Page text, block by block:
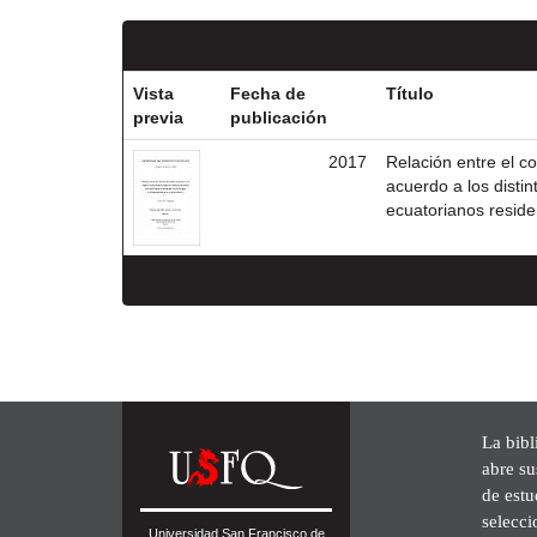
Vista
previa
Fecha de
publicación
Título
2017
Relación entre el
acuerdo a los
ecuatorianos
Universidad San Francisco de
La
abre
de